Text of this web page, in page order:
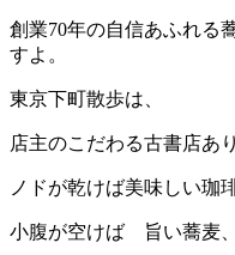
創業70年の自信あふれる
すよ。
東京下町散歩は、
店主のこだわる古書店あり
ノドが乾けば美味しい珈
小腹が空けば 旨い蕎麦、